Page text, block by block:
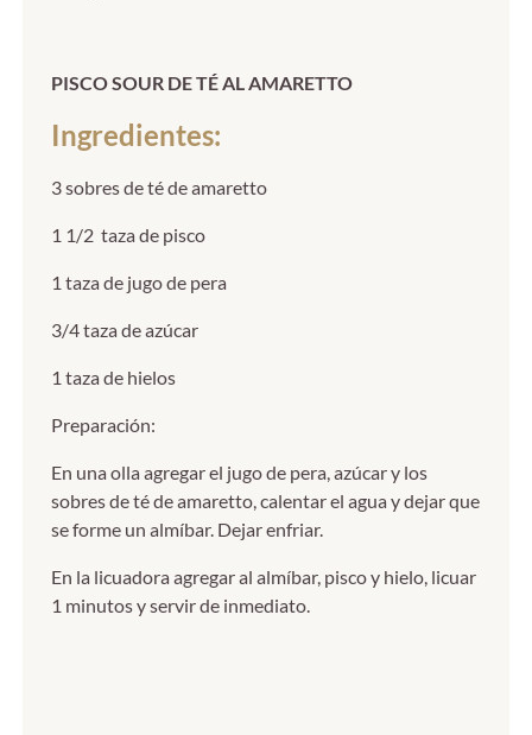
PISCO SOUR DE TÉ AL AMARETTO
Ingredientes:
3 sobres de té de amaretto
1 1/2 taza de pisco
1 taza de jugo de pera
3/4 taza de azúcar
1 taza de hielos
Preparación:
En una olla agregar el jugo de pera, azúcar y los
sobres de té de amaretto, calentar el agua y dejar que
se forme un almíbar. Dejar enfriar.
En la licuadora agregar al almíbar, pisco y hielo, licuar
1 minutos y servir de inmediato.